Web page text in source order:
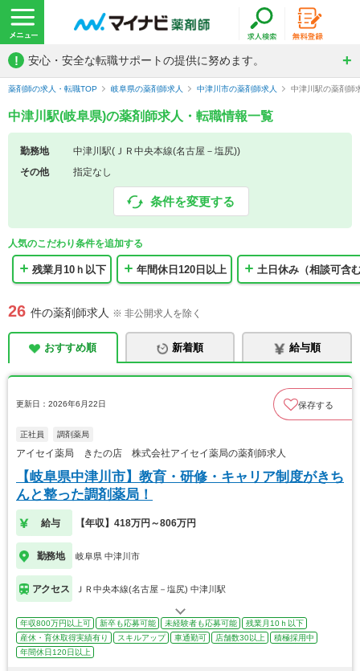
! 安心・安全な転職サポートの提供に努めます。
薬剤師の求人・転職TOP 岐阜県の薬剤師求人 中津川市の薬剤師求人 中津川駅の薬剤師
中津川駅(岐阜県)の薬剤師求人・転職情報一覧
勤務地
中津川駅(ＪＲ中央本線(名古屋－塩尻))
その他
指定なし
条件を変更する
人気のこだわり条件を追加する
残業月10ｈ以下 年間休日120日以上 土日休み（相談可含
26 件の薬剤師求人 ※ 非公開求人を除く
おすすめ順 新着順 給与順
更新日：2026年6月22日 保存する
正社員 調剤薬局
アイセイ薬局 きたの店 株式会社アイセイ薬局の薬剤師求人
【岐阜県中津川市】教育・研修・キャリア制度がきち
んと整った調剤薬局！
給与 【年収】418万円～806万円
勤務地 岐阜県 中津川市
アクセス ＪＲ中央本線(名古屋－塩尻) 中津川駅
年収800万円以上可 新卒も応募可能 未経験者も応募可能
残業月10ｈ以下
産休・育休取得実績有り
スキルアップ 車通勤可 店舗数30以上
積極採用中
年間休日120日以上